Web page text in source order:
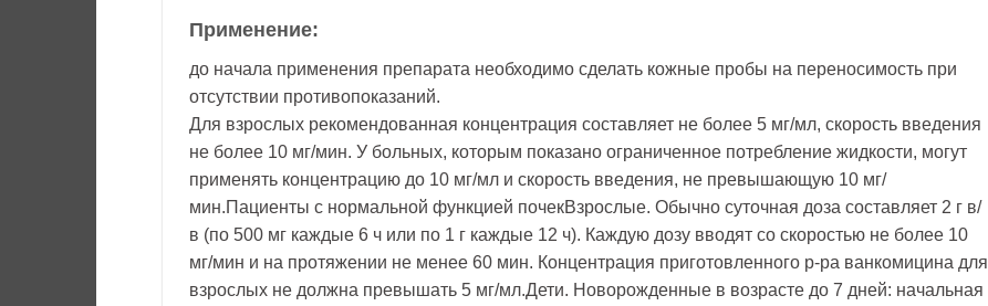
Применение:
до начала применения препарата необходимо сделать кожные пробы на переносимость при
отсутствии противопоказаний.
Для взрослых рекомендованная концентрация составляет не более 5 мг/мл, скорость введения
не более 10 мг/мин. У больных, которым показано ограниченное потребление жидкости, могут
применять концентрацию до 10 мг/мл и скорость введения, не превышающую 10 мг/
мин.Пациенты с нормальной функцией почекВзрослые. Обычно суточная доза составляет 2 г в/
в (по 500 мг каждые 6 ч или по 1 г каждые 12 ч). Каждую дозу вводят со скоростью не более 10
мг/мин и на протяжении не менее 60 мин. Концентрация приготовленного р-ра ванкомицина для
взрослых не должна превышать 5 мг/мл.Дети. Новорожденные в возрасте до 7 дней: начальная